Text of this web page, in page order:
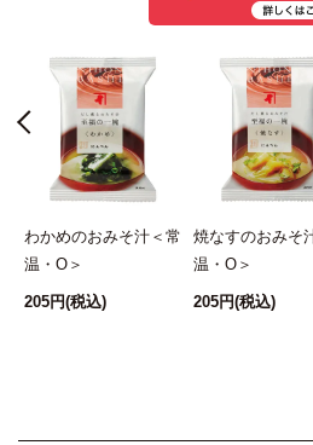
わかめのおみそ汁＜常
温・O＞
205円(税込)
焼なすのおみそ
温・O＞
205円(税込)